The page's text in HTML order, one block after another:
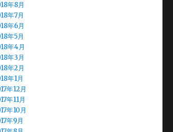
年8月
年7月
年6月
年5月
年4月
年3月
年2月
年1月
年12月
年11月
年10月
年9月